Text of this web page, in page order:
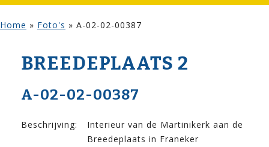
Home » Foto's » A-02-02-00387
BREEDEPLAATS 2
A-02-02-00387
Beschrijving:
Interieur van de Martinikerk aan de
Breedeplaats in Franeker